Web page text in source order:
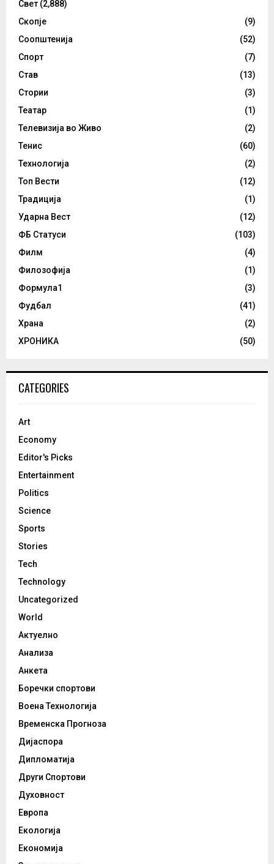
Свет (2,888)
Скопје
(9)
Соопштенија
(52)
Спорт
(7)
Став
(13)
Стории
(3)
Театар
(1)
Телевизија во Живо
(2)
Тенис
(60)
Технологија
(2)
Топ Вести
(12)
Традиција
(1)
Ударна Вест
(12)
ФБ Статуси
(103)
Филм
(4)
Филозофија
(1)
Формула1
(3)
Фудбал
(41)
Храна
(2)
ХРОНИКА
(50)
CATEGORIES
Art
Economy
Editor's Picks
Entertainment
Politics
Science
Sports
Stories
Tech
Technology
Uncategorized
World
Актуелно
Анализа
Анкета
Боречки спортови
Воена Технологија
Временска Прогноза
Дијаспора
Дипломатија
Други Спортови
Духовност
Европа
Екологија
Економија